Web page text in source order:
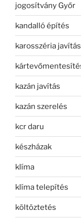
jogosítvány Győr
kandalló építés
karosszéria javítás
kazán javítás
kazán szerelés
kcr daru
készházak
klíma
klíma telepítés
költöztetés